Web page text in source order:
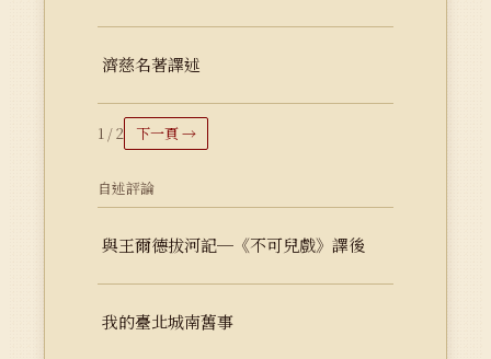
濟慈名著譯述
1 / 2 下一頁 →
自述評論
與王爾德拔河記─《不可兒戲》譯後
我的臺北城南舊事